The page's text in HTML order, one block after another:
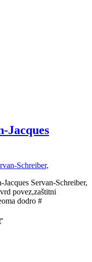
Jacques
Servan-Schreiber,
povez,zaštitni
dodro #